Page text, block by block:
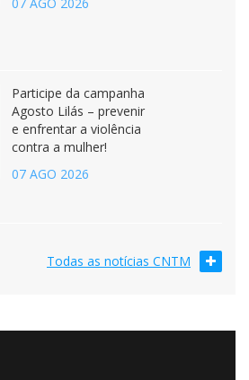
Participe da campanha
Agosto Lilás – prevenir
e enfrentar a violência
contra a mulher!
07 AGO 2026
Todas as notícias CNTM